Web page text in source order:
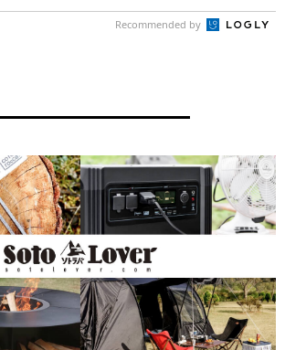
Recommended by